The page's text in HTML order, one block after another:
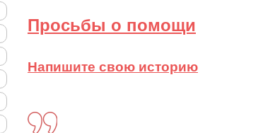
Просьбы о помощи
Напишите свою историю